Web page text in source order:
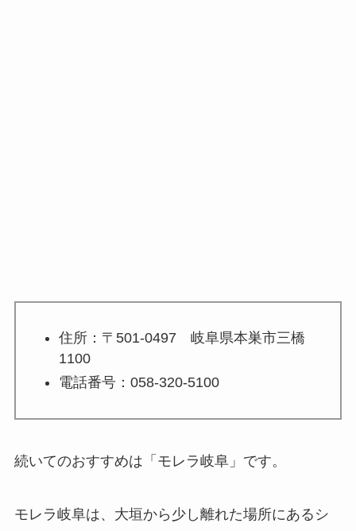
住所：〒501-0497 岐阜県本巣市三橋
1100
電話番号：058-320-5100
続いてのおすすめは 「モレラ岐阜」 です。
モレラ岐阜は、大垣から少し離れた場所にあるシ